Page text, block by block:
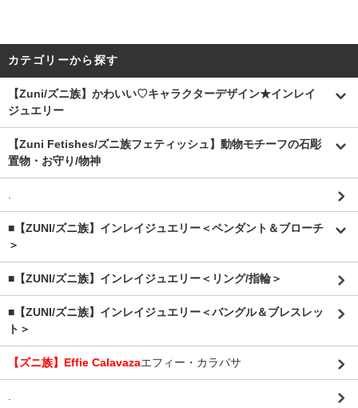
カテゴリーから探す
【Zuni/ズニ族】かわいい♡キャラクターデザイン★インレイ
ジュエリー
【Zuni Fetishes/ズニ族フェティッシュ】動物モチーフの石彫
置物・お守り/物神
.
■【ZUNI/ズニ族】インレイジュエリー＜ペンダント＆ブローチ
＞
■【ZUNI/ズニ族】インレイジュエリー＜リング/指輪＞
■【ZUNI/ズニ族】インレイジュエリー＜バングル＆ブレスレッ
ト＞
【ズニ族】Effie Calavazaエフィー・カラバサ
.